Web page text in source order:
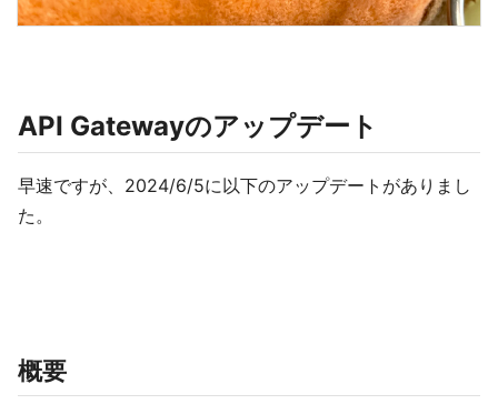
API Gatewayのアップデート
早速ですが、2024/6/5に以下のアップデートがありまし
た。
概要